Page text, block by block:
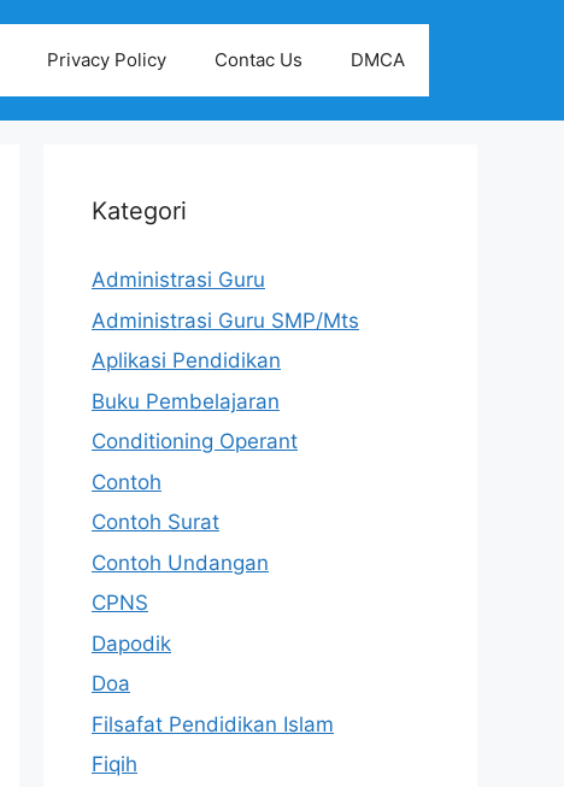
Privacy Policy Contac Us DMCA
Kategori
Administrasi Guru
Administrasi Guru SMP/Mts
Aplikasi Pendidikan
Buku Pembelajaran
Conditioning Operant
Contoh
Contoh Surat
Contoh Undangan
CPNS
Dapodik
Doa
Filsafat Pendidikan Islam
Fiqih